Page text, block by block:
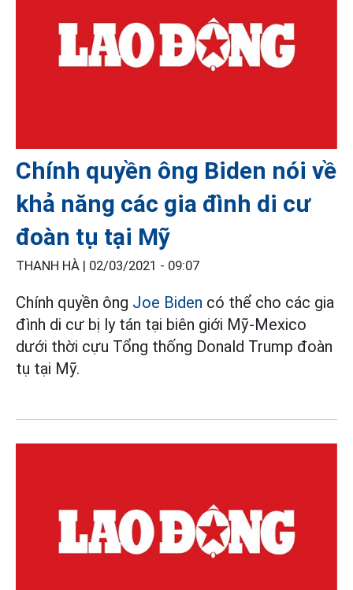
Chính quyền ông Biden nói về
khả năng các gia đình di cư
đoàn tụ tại Mỹ
THANH HÀ | 02/03/2021 - 09:07
Chính quyền ông Joe Biden có thể cho các gia
đình di cư bị ly tán tại biên giới Mỹ-Mexico
dưới thời cựu Tổng thống Donald Trump đoàn
tụ tại Mỹ.